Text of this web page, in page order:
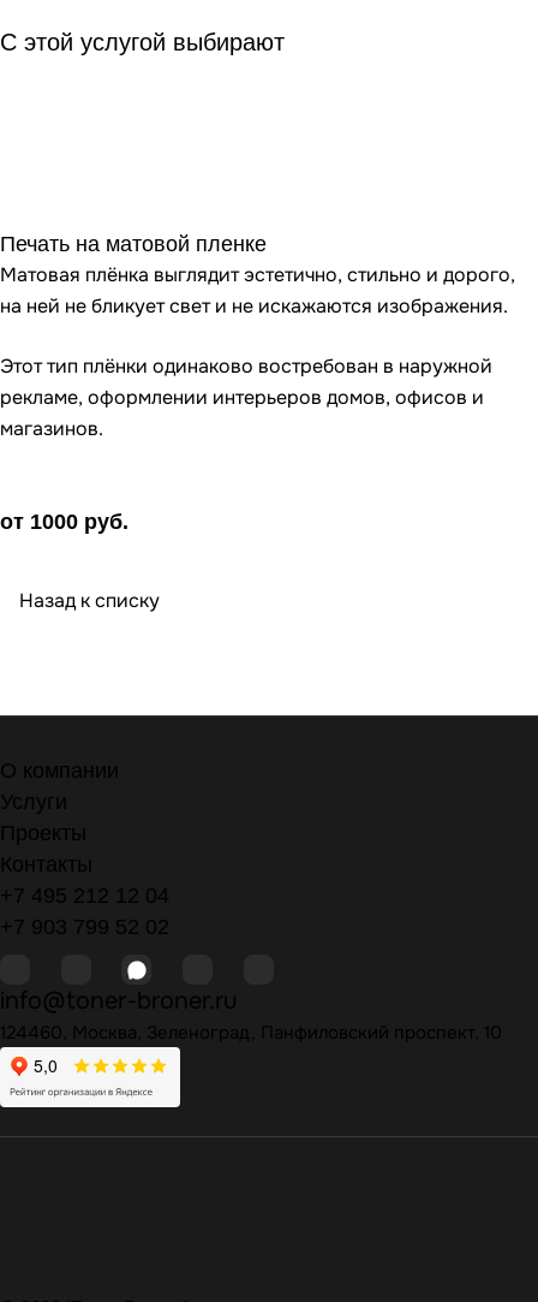
С этой услугой выбирают
Печать на матовой пленке
Матовая плёнка выглядит эстетично, стильно и дорого,
на ней не бликует свет и не искажаются изображения.
Этот тип плёнки одинаково востребован в наружной
рекламе, оформлении интерьеров домов, офисов и
магазинов.
от 1000 руб.
Назад к списку
О компании
Услуги
Проекты
Контакты
+7 495 212 12 04
+7 903 799 52 02
info@toner-broner.ru
124460, Москва, Зеленоград, Панфиловский проспект, 10